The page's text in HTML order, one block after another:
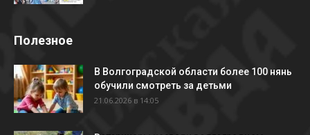
Полезное
В Волгоградской области более 100 нянь
обучили смотреть за детьми
21.06.2026 в 14:05